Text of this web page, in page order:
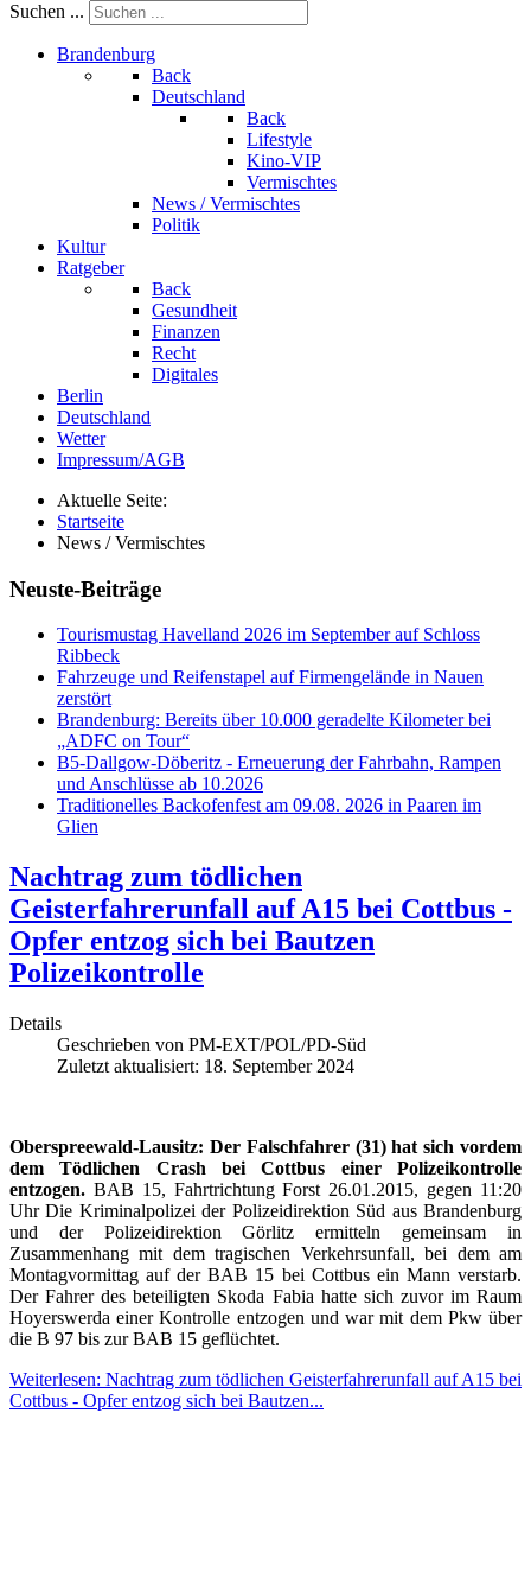
Suchen ...
Brandenburg
Back
Deutschland
Back
Lifestyle
Kino-VIP
Vermischtes
News / Vermischtes
Politik
Kultur
Ratgeber
Back
Gesundheit
Finanzen
Recht
Digitales
Berlin
Deutschland
Wetter
Impressum/AGB
Aktuelle Seite:
Startseite
News / Vermischtes
Neuste-Beiträge
Tourismustag Havelland 2026 im September auf Schloss
Ribbeck
Fahrzeuge und Reifenstapel auf Firmengelände in Nauen
zerstört
Brandenburg: Bereits über 10.000 geradelte Kilometer bei
„ADFC on Tour“
B5-Dallgow-Döberitz - Erneuerung der Fahrbahn, Rampen
und Anschlüsse ab 10.2026
Traditionelles Backofenfest am 09.08. 2026 in Paaren im
Glien
Nachtrag zum tödlichen
Geisterfahrerunfall auf A15 bei Cottbus -
Opfer entzog sich bei Bautzen
Polizeikontrolle
Details
Geschrieben von PM-EXT/POL/PD-Süd
Zuletzt aktualisiert: 18. September 2024
Oberspreewald-Lausitz: Der Falschfahrer (31) hat sich vordem
dem Tödlichen Crash bei Cottbus einer Polizeikontrolle
entzogen. BAB 15, Fahrtrichtung Forst 26.01.2015, gegen 11:20
Uhr Die Kriminalpolizei der Polizeidirektion Süd aus Brandenburg
und der Polizeidirektion Görlitz ermitteln gemeinsam in
Zusammenhang mit dem tragischen Verkehrsunfall, bei dem am
Montagvormittag auf der BAB 15 bei Cottbus ein Mann verstarb.
Der Fahrer des beteiligten Skoda Fabia hatte sich zuvor im Raum
Hoyerswerda einer Kontrolle entzogen und war mit dem Pkw über
die B 97 bis zur BAB 15 geflüchtet.
Weiterlesen: Nachtrag zum tödlichen Geisterfahrerunfall auf A15 bei
Cottbus - Opfer entzog sich bei Bautzen...